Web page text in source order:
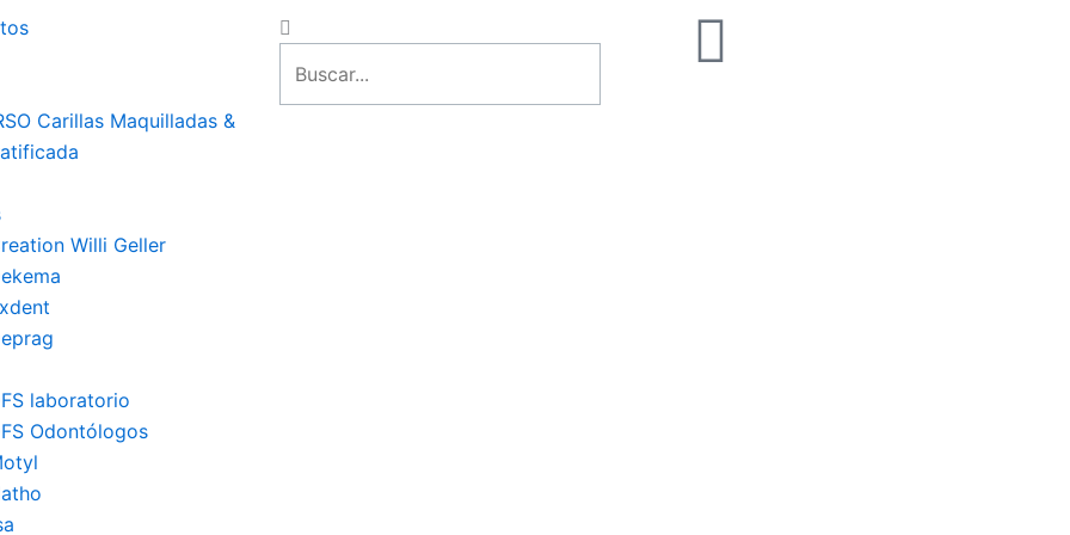
Carillas Maquilladas &
Willi Geller
Deprag
laboratorio
Odontólogos
Close